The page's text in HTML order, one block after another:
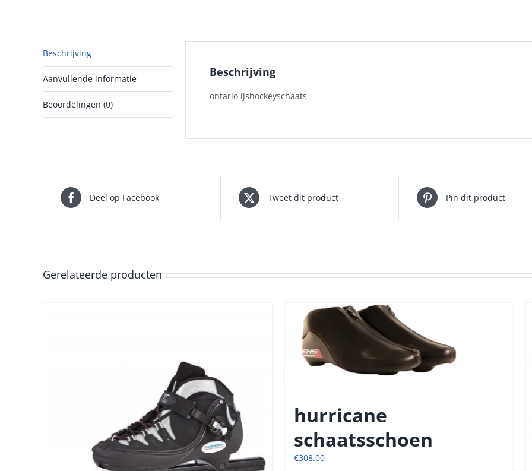
Beschrijving
Aanvullende informatie
Beoordelingen (0)
Beschrijving
ontario ijshockeyschaats
Deel op Facebook Tweet dit product Pin dit product
Gerelateerde producten
hurricane
schaatsschoen
€308,00